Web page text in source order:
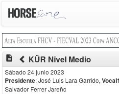
description KÜR Nivel Medio
Sábado 24 junio 2023
Presidente: José Luis Lara Garrido, Vocal1
Salvador Ferrer Jareño